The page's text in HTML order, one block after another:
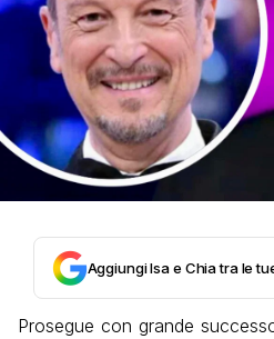
Aggiungi Isa e Chia tra le
Prosegue con grande